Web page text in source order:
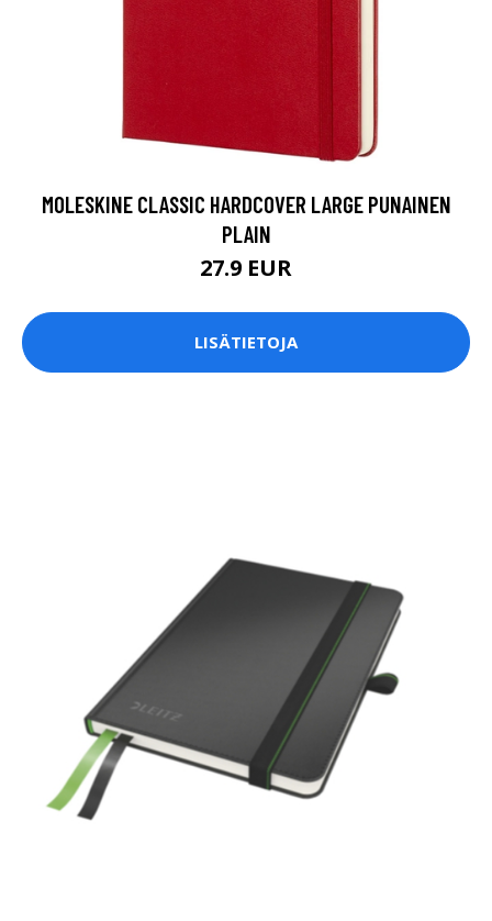
MOLESKINE CLASSIC HARDCOVER LARGE PUNAINEN
PLAIN
27.9 EUR
LISÄTIETOJA